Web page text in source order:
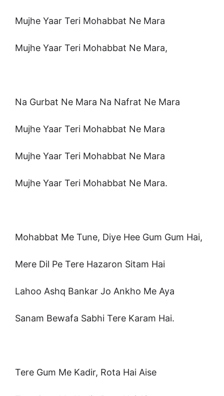
Mujhe Yaar Teri Mohabbat Ne Mara
Mujhe Yaar Teri Mohabbat Ne Mara,
Na Gurbat Ne Mara Na Nafrat Ne Mara
Mujhe Yaar Teri Mohabbat Ne Mara
Mujhe Yaar Teri Mohabbat Ne Mara
Mujhe Yaar Teri Mohabbat Ne Mara.
Mohabbat Me Tune, Diye Hee Gum Gum Hai,
Mere Dil Pe Tere Hazaron Sitam Hai
Lahoo Ashq Bankar Jo Ankho Me Aya
Sanam Bewafa Sabhi Tere Karam Hai.
Tere Gum Me Kadir, Rota Hai Aise